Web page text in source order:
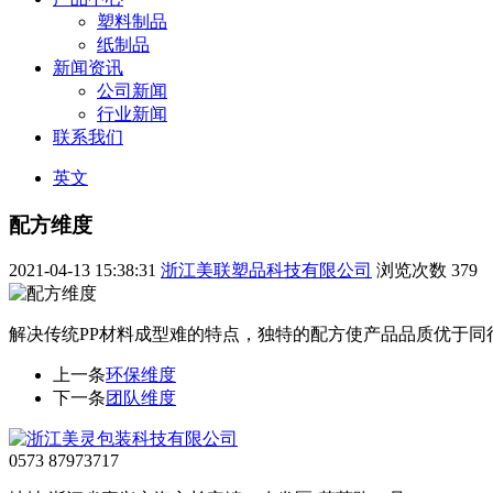
塑料制品
纸制品
新闻资讯
公司新闻
行业新闻
联系我们
英文
配方维度
2021-04-13 15:38:31 浙江美联塑品科技有限公司 浏览次数 379
解决传统PP材料成型难的特点，独特的配方使产品品质优于同
上一条环保维度
下一条团队维度
0573 87973717